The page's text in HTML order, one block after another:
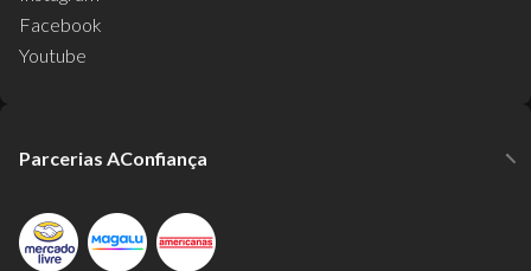
Facebook
Youtube
Parcerias AConfiança